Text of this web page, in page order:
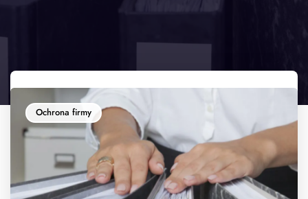
Ochrona firmy